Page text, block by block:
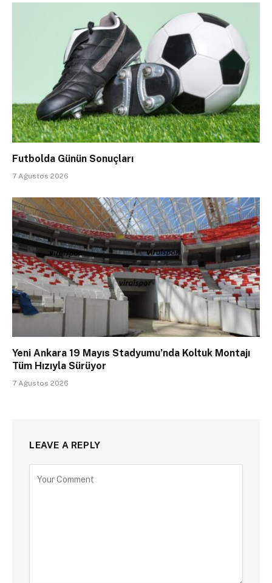
Futbolda Günün Sonuçları
7 Ağustos 2026
Yeni Ankara 19 Mayıs Stadyumu’nda Koltuk Montajı
Tüm Hızıyla Sürüyor
7 Ağustos 2026
LEAVE A REPLY